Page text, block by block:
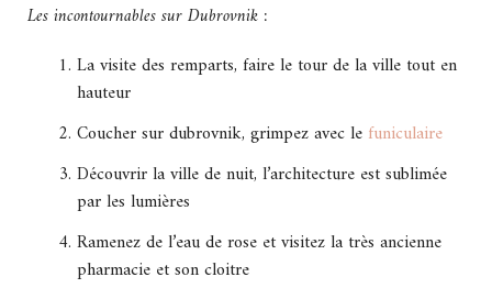
Les incontournables sur Dubrovnik :
La visite des remparts, faire le tour de la ville tout en
hauteur
Coucher sur dubrovnik, grimpez avec le funiculaire
Découvrir la ville de nuit, l’architecture est sublimée
par les lumières
Ramenez de l’eau de rose et visitez la très ancienne
pharmacie et son cloitre